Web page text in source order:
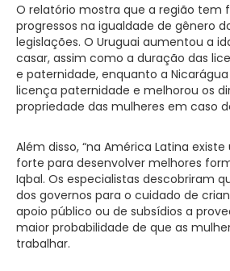
O relatório mostra que a região tem
progressos na igualdade de gênero
legislações. O Uruguai aumentou a
casar, assim como a duração das
e paternidade, enquanto a
licença paternidade e melhorou os
propriedade das mulheres em caso
Além disso, “na América Latina
forte para desenvolver melhores
Iqbal. Os especialistas descobriram
dos governos para o cuidado de
apoio público ou de subsídios a
maior probabilidade de que as
trabalhar.